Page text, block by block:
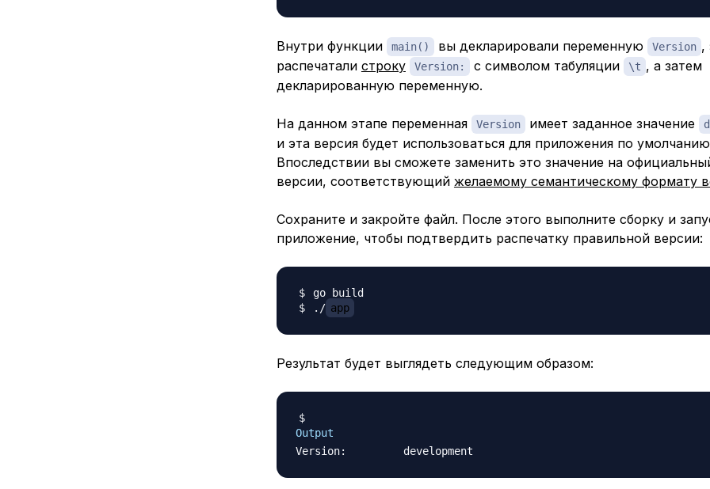
Внутри функции main() вы декларировали переменную Version ,
распечатали строку Version: с символом табуляции \t , а затем
декларированную переменную.
На данном этапе переменная Version имеет заданное значение
и эта версия будет использоваться для приложения по
Впоследствии вы сможете заменить это значение на
версии, соответствующий желаемому семантическому формату
Сохраните и закройте файл. После этого выполните сборку и
приложение, чтобы подтвердить распечатку правильной версии:
go build
./ app
Результат будет выглядеть следующим образом:
Output